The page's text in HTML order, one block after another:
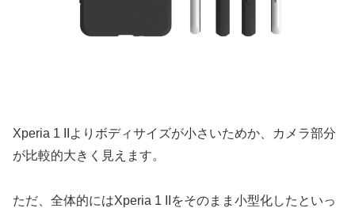
Xperia 1 IIよりボディサイズが小さいためか、カメラ部分
が比較的大きく見えます。
ただ、全体的にはXperia 1 IIをそのまま小型化したといっ